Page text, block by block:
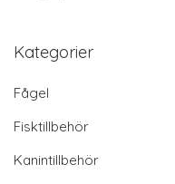
Kategorier
Fågel
Fisktillbehör
Kanintillbehör